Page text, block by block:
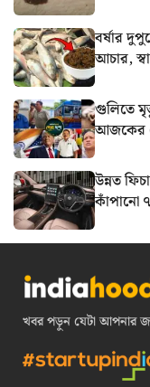
বর্ষার
আচার,
গুলিতে
আজকের
উন্নত
কাঁপানো
খবর পড়ুন যেটা আপনার